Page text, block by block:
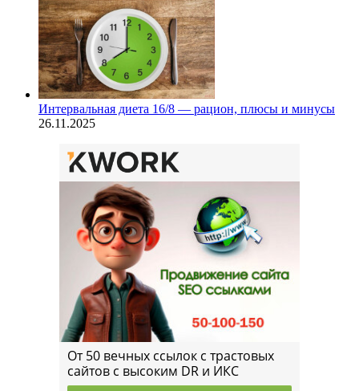
Интервальная диета 16/8 — рацион, плюсы и минусы
26.11.2025